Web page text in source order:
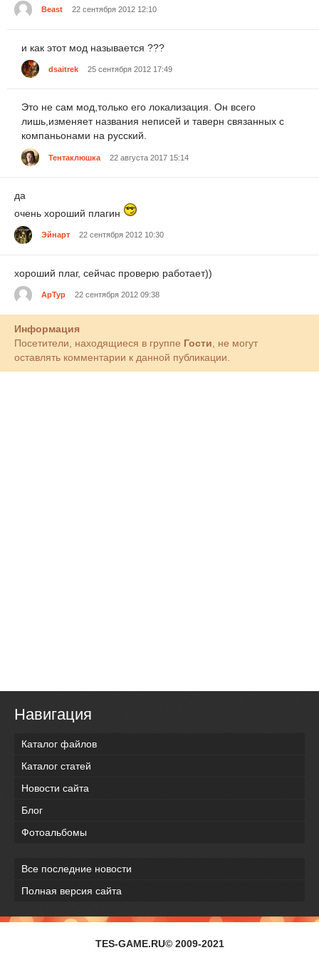
Beast 22 сентября 2012 12:10
и как этот мод называется ???
dsaitrek 25 сентября 2012 17:49
Это не сам мод,только его локализация. Он всего
лишь,изменяет названия неписей и таверн связанных с
компаньонами на русский.
Тентаклюшка 22 августа 2017 15:14
да
очень хороший плагин
Эйнарт 22 сентября 2012 10:30
хороший плаг, сейчас проверю работает))
ApTyp 22 сентября 2012 09:38
Информация
Посетители, находящиеся в группе Гости , не могут
оставлять комментарии к данной публикации.
Навигация
Каталог файлов
Каталог статей
Новости сайта
Блог
Фотоальбомы
Все последние новости
Полная версия сайта
TES-GAME.RU© 2009-2021